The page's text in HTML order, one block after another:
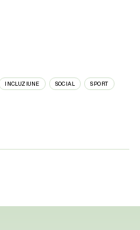
INCLUZIUNE SOCIAL SPORT